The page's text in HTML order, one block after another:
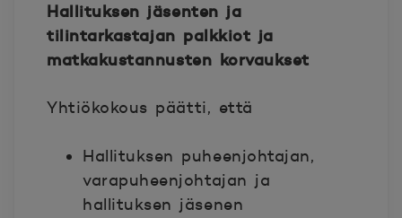
Hallituksen jäsenten ja
tilintarkastajan palkkiot ja
matkakustannusten korvaukset
Yhtiökokous päätti, että
Hallituksen puheenjohtajan,
varapuheenjohtajan ja
hallituksen jäsenen